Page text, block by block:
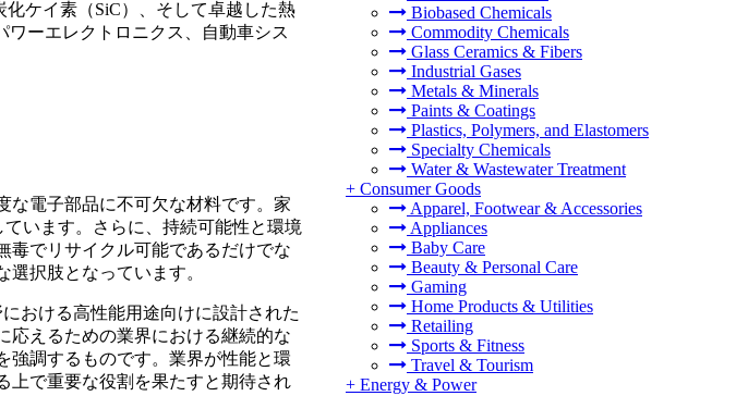
Biobased Chemicals
Commodity Chemicals
Glass Ceramics & Fibers
Industrial Gases
Metals & Minerals
Paints & Coatings
Plastics, Polymers, and Elastomers
Specialty Chemicals
Water & Wastewater Treatment
+ Consumer Goods
Apparel, Footwear & Accessories
Appliances
Baby Care
Beauty & Personal Care
Gaming
Home Products & Utilities
Retailing
Sports & Fitness
Travel & Tourism
+ Energy & Power
ケイ素（SiC）、そして卓越した熱
ーエレクトロニクス、自動車シス
な電子部品に不可欠な材料です。家
います。さらに、持続可能性と環境
毒でリサイクル可能であるだけでな
択肢となっています。
おける高性能用途向けに設計された
応えるための業界における継続的な
強調するものです。業界が性能と環
上で重要な役割を果たすと期待され